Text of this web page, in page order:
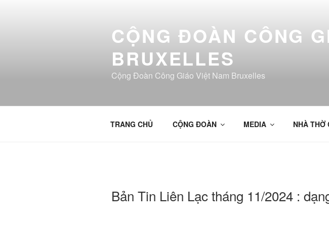
CỘNG ĐOÀN CÔNG
BRUXELLES
Cộng Đoàn Công Giáo Việt Nam Bruxelles
TRANG CHỦ CỘNG ĐOÀN MEDIA NHÀ THỜ
Bản Tin Liên Lạc tháng 11/2024 :